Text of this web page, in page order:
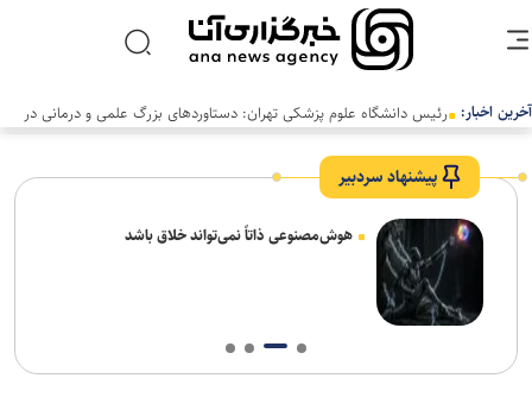
آخرین اخبار: رئیس دانشگاه علوم پزشکی تهران: دستاوردهای بزرگ علمی و درمانی در
پیشنهاد سردبیر
هوش‌مصنوعی ذاتاً نمی‌تواند خلاق باشد